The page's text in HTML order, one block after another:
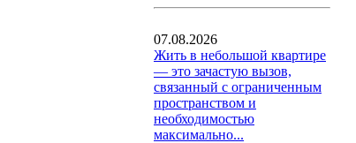
07.08.2026
Жить в небольшой квартире
— это зачастую вызов,
связанный с ограниченным
пространством и
необходимостью
максимально...